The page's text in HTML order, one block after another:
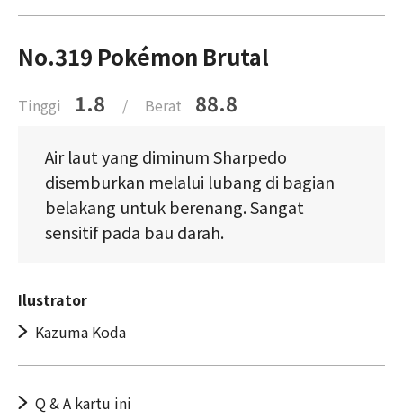
No.319 Pokémon Brutal
Tinggi 1.8 / Berat 88.8
Air laut yang diminum Sharpedo
disemburkan melalui lubang di bagian
belakang untuk berenang. Sangat
sensitif pada bau darah.
Ilustrator
Kazuma Koda
Q & A kartu ini